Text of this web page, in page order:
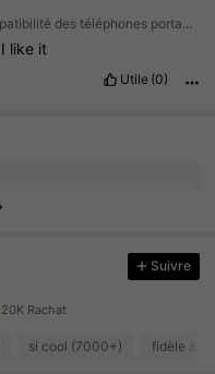
I like it
Utile (0)
Suivre
20K Rachat
si cool (7000+) fidèle à